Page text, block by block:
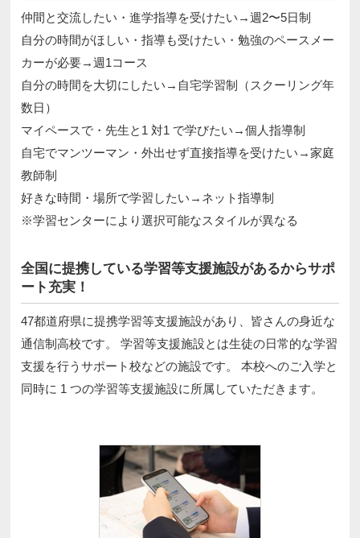
仲間と交流したい・進学指導を受けたい→週2〜5日制
自分の時間がほしい・指導も受けたい・勉強のペースメー
カーが必要→週1コース
自分の時間を大切にしたい→自宅学習制（スクーリング年
数日）
マイペースで・先生と1 対1 で学びたい→個人指導制
自宅でマンツーマン・外出せず直接指導を受けたい→家庭
教師制
好きな時間・場所で学習したい→ネット指導制
※学習センターにより選択可能なスタイルが異なる
全国に提携している学習等支援施設があるからサポ
ート充実！
47都道府県に提携学習等支援施設があり、皆さんの身近な
通信制高校です。 学習等支援施設とは生徒の日常的な学習
支援を行うサポート校などの施設です。 本校へのご入学と
同時に 1 つの学習等支援施設に所属していただきます。